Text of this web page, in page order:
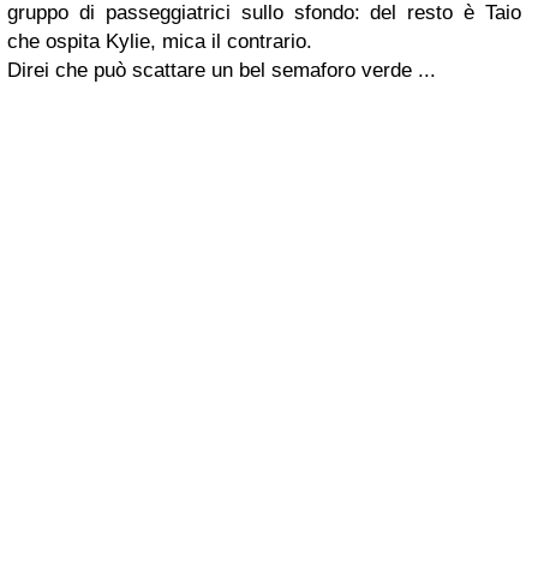
gruppo di passeggiatrici sullo sfondo: del resto è Taio
che ospita Kylie, mica il contrario.
Direi che può scattare un bel semaforo verde ...